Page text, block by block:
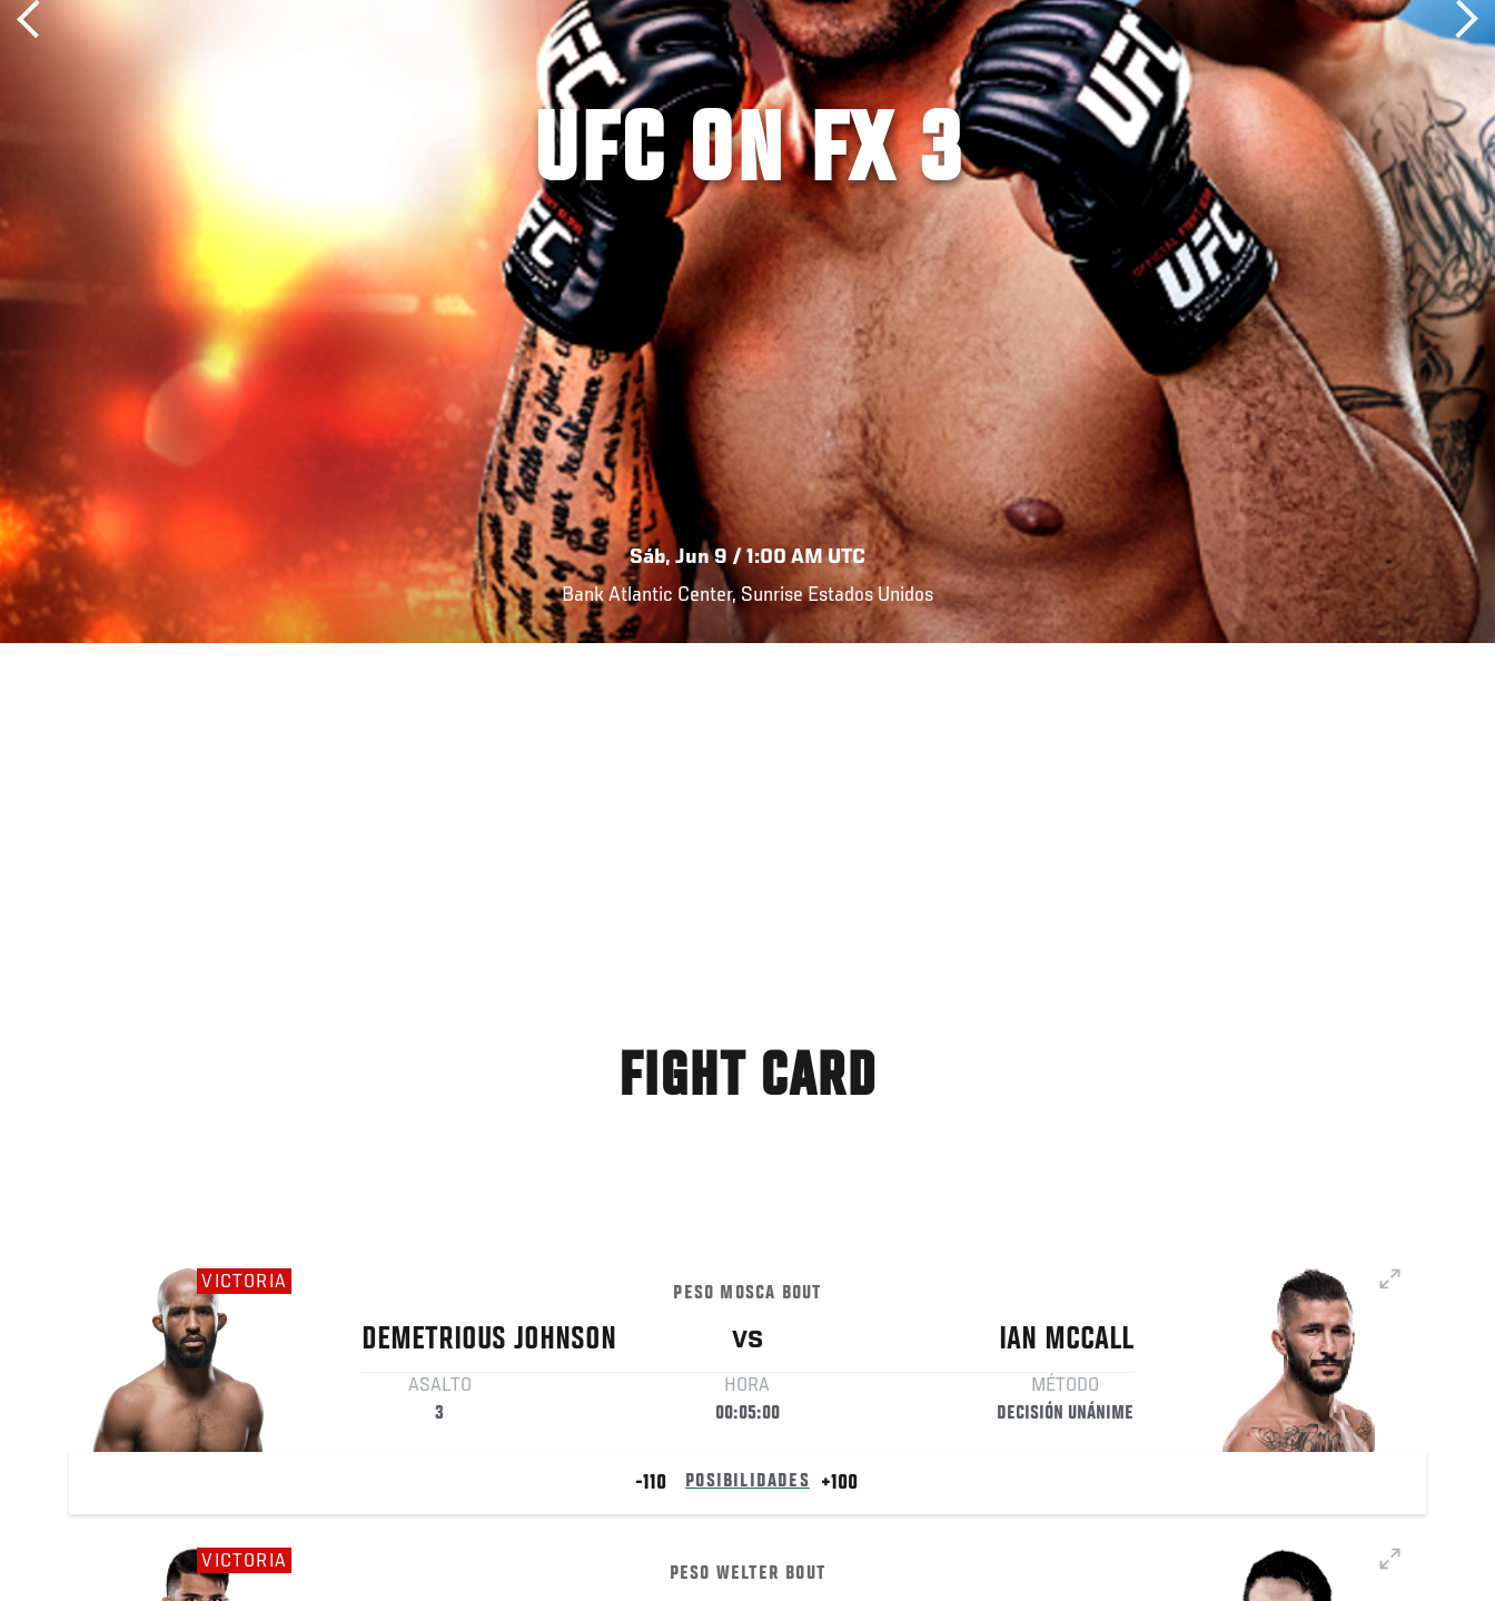
UFC ON FX 3
Sáb, Jun 9 / 1:00 AM UTC
Bank Atlantic Center, Sunrise Estados Unidos
FIGHT CARD
VICTORIA
PESO MOSCA BOUT
DEMETRIOUS JOHNSON VS IAN MCCALL
ASALTO
3
HORA
00:05:00
MÉTODO
DECISIÓN UNÁNIME
-110 POSIBILIDADES +100
VICTORIA
PESO WELTER BOUT